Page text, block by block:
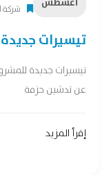
شركة
تيسيرات
تيسيرات جديدة
عن تدشين حزمة
إقرأ المزيد